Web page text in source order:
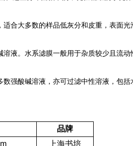
合大多数的样品低灰分和皮重，表面光
液。水系滤膜一般用于杂质较少且流
强酸碱溶液，亦可过滤中性溶液，包
品牌
上海书培